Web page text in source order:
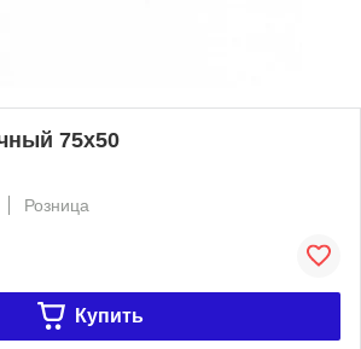
75х50
Розница
Купить